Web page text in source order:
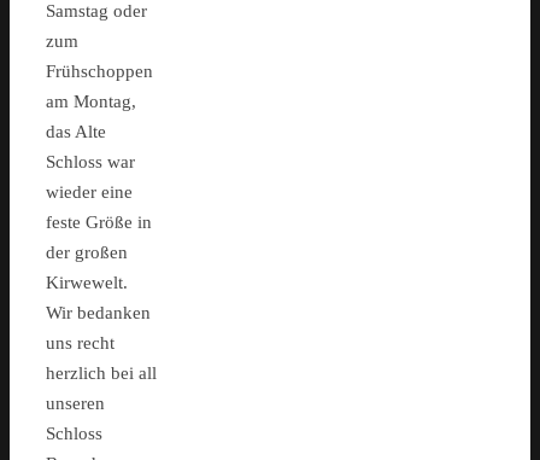
Samstag oder
zum
Frühschoppen
am Montag,
das Alte
Schloss war
wieder eine
feste Größe in
der großen
Kirwewelt.
Wir bedanken
uns recht
herzlich bei all
unseren
Schloss